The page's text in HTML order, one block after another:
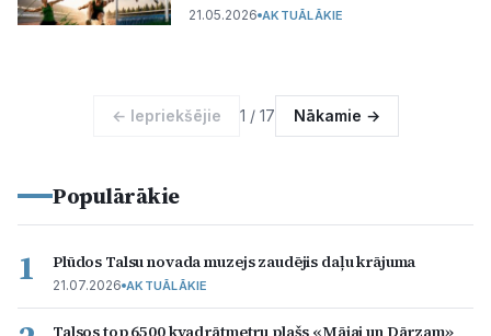
21.05.2026 AKTUĀLĀKIE
← Iepriekšējie 1 / 17 Nākamie →
Populārākie
1 Plūdos Talsu novada muzejs zaudējis daļu krājuma
21.07.2026 AKTUĀLĀKIE